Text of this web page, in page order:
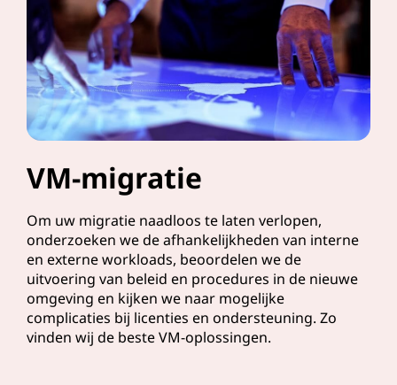
VM-migratie
Om uw migratie naadloos te laten verlopen,
onderzoeken we de afhankelijkheden van interne
en externe workloads, beoordelen we de
uitvoering van beleid en procedures in de nieuwe
omgeving en kijken we naar mogelijke
complicaties bij licenties en ondersteuning. Zo
vinden wij de beste VM-oplossingen.